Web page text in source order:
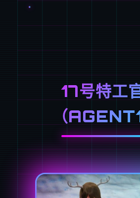
17号特工
（